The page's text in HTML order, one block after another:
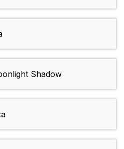
Shadow